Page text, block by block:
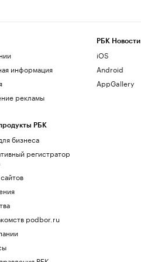
информация
рекламы
РБК
бизнеса
регистратор
podbor.ru
РБК Новости
iOS
Android
AppGallery